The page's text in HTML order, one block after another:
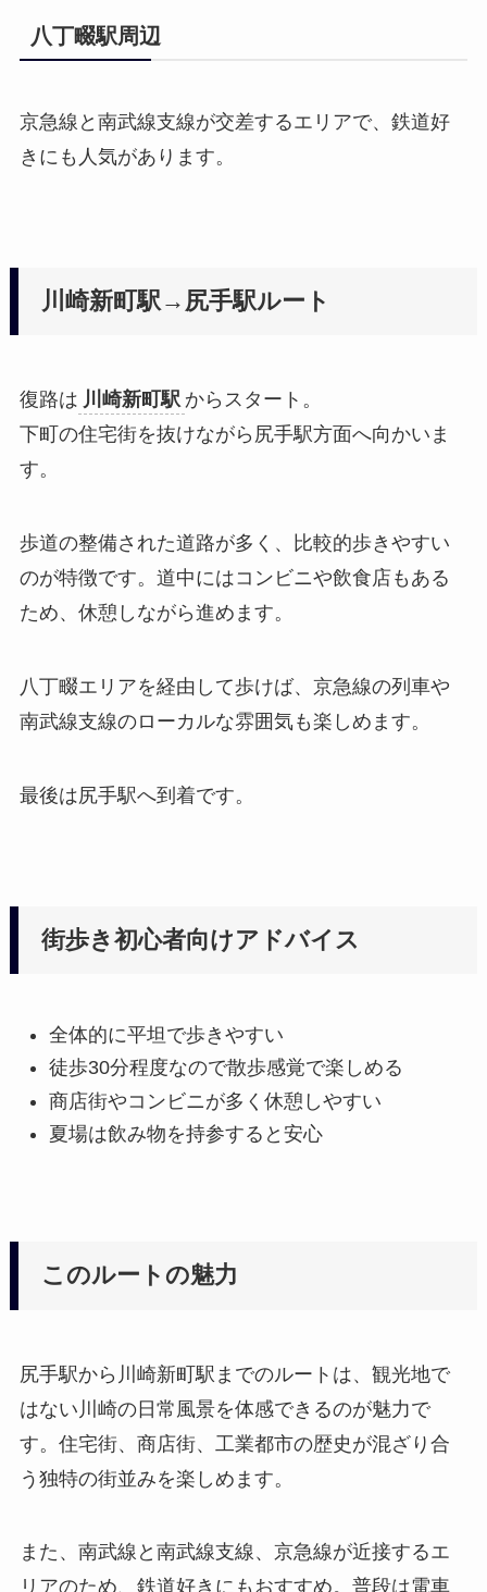
八丁畷駅周辺
京急線と南武線支線が交差するエリアで、鉄道好
きにも人気があります。
川崎新町駅→尻手駅ルート
復路は 川崎新町駅 からスタート。
下町の住宅街を抜けながら尻手駅方面へ向かいま
す。
歩道の整備された道路が多く、比較的歩きやすい
のが特徴です。道中にはコンビニや飲食店もある
ため、休憩しながら進めます。
八丁畷エリアを経由して歩けば、京急線の列車や
南武線支線のローカルな雰囲気も楽しめます。
最後は尻手駅へ到着です。
街歩き初心者向けアドバイス
全体的に平坦で歩きやすい
徒歩30分程度なので散歩感覚で楽しめる
商店街やコンビニが多く休憩しやすい
夏場は飲み物を持参すると安心
このルートの魅力
尻手駅から川崎新町駅までのルートは、観光地で
はない川崎の日常風景を体感できるのが魅力で
す。住宅街、商店街、工業都市の歴史が混ざり合
う独特の街並みを楽しめます。
また、南武線と南武線支線、京急線が近接するエ
リアのため、鉄道好きにもおすすめ。普段は電車